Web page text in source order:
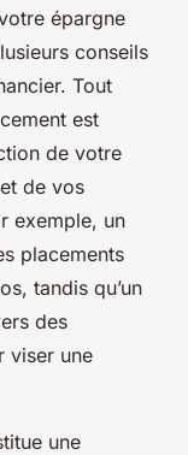
épargne
conseils
Tout
est
de votre
de vos
exemple, un
placements
tandis qu’un
des
viser une
une